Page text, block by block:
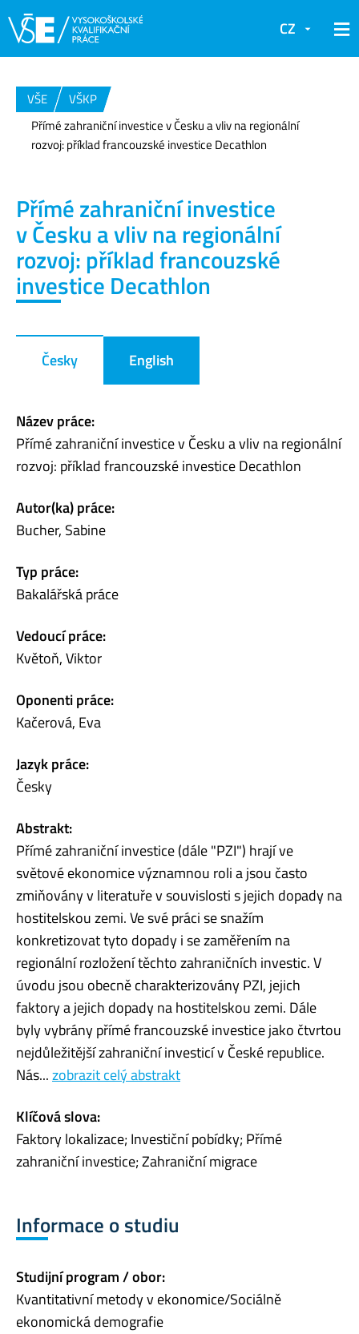
CZ
VŠE
VŠKP
Přímé zahraniční investice v Česku a vliv na regionální
rozvoj: příklad francouzské investice Decathlon
Přímé zahraniční investice
v Česku a vliv na regionální
rozvoj: příklad francouzské
investice Decathlon
Česky English
Název práce:
Přímé zahraniční investice v Česku a vliv na regionální
rozvoj: příklad francouzské investice Decathlon
Autor(ka) práce:
Bucher, Sabine
Typ práce:
Bakalářská práce
Vedoucí práce:
Květoň, Viktor
Oponenti práce:
Kačerová, Eva
Jazyk práce:
Česky
Abstrakt:
Přímé zahraniční investice (dále "PZI") hrají ve
světové ekonomice významnou roli a jsou často
zmiňovány v literatuře v souvislosti s jejich dopady na
hostitelskou zemi. Ve své práci se snažím
konkretizovat tyto dopady i se zaměřením na
regionální rozložení těchto zahraničních investic. V
úvodu jsou obecně charakterizovány PZI, jejich
faktory a jejich dopady na hostitelskou zemi. Dále
byly vybrány přímé francouzské investice jako čtvrtou
nejdůležitější zahraniční investicí v České republice.
Nás...zobrazit celý abstrakt
Klíčová slova:
Faktory lokalizace; Investiční pobídky; Přímé
zahraniční investice; Zahraniční migrace
Informace o studiu
Studijní program / obor:
Kvantitativní metody v ekonomice/Sociálně
ekonomická demografie